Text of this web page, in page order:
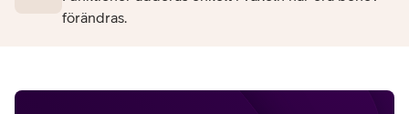
förändras.